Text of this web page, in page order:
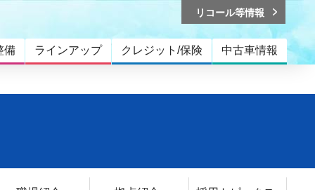
備 ラインアップ クレジット/保険 中古車情報
リコール等情報